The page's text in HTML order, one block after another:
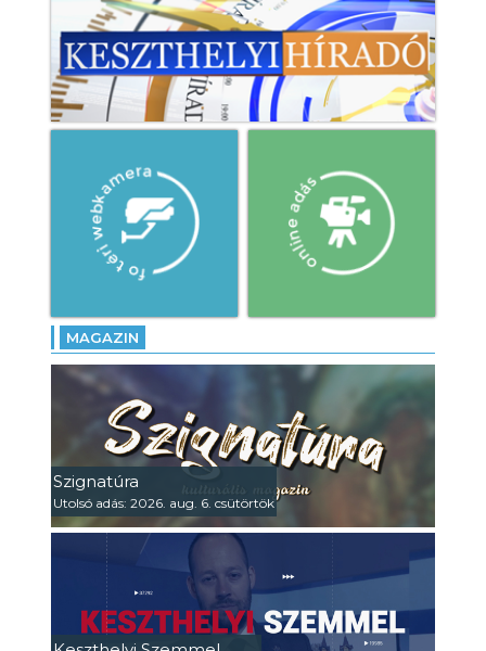
MAGAZIN
Szignatúra
Utolsó adás: 2026. aug. 6. csütörtök